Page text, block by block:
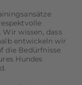
wissen, dass
entwickeln wir
die Bedürfnisse
Hundes